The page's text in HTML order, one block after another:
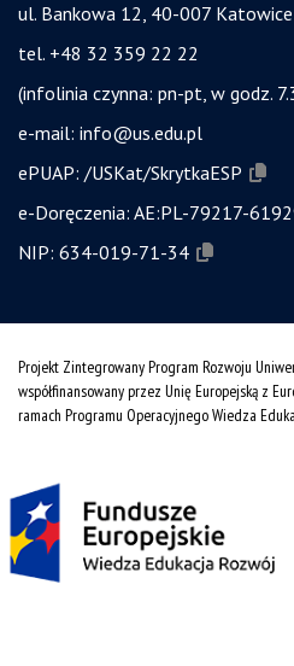
ul. Bankowa 12, 40-007 Katowice
tel. +48 32 359 22 22
(infolinia czynna: pn-pt, w godz.
e-mail: info@us.edu.pl
ePUAP: /USKat/SkrytkaESP
e-Doręczenia: AE:PL-79217-
NIP: 634-019-71-34
Projekt Zintegrowany Program Rozwoju
współfinansowany przez Unię Europejską z
ramach Programu Operacyjnego Wiedza